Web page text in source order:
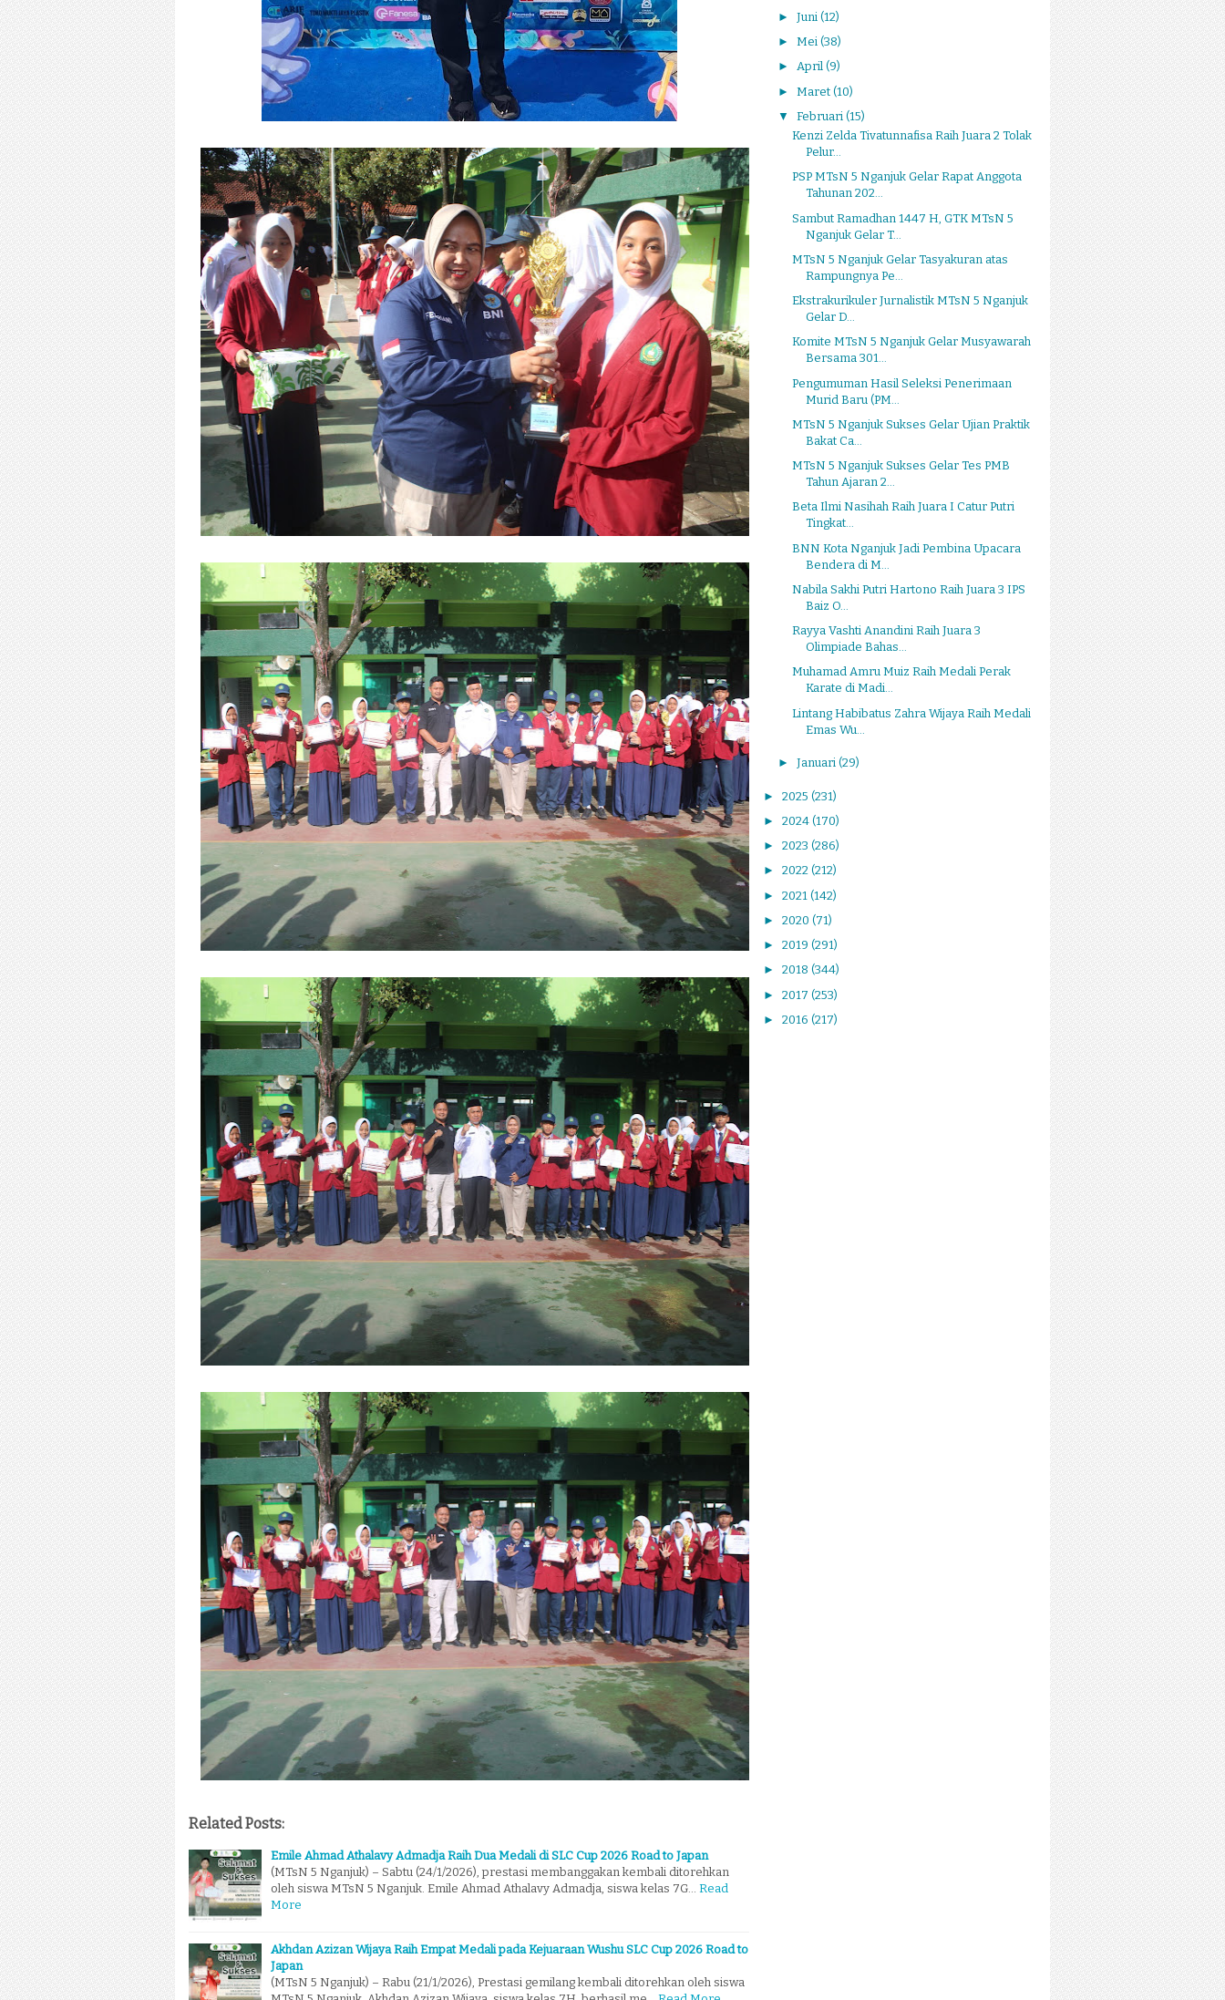
Related Posts:
Emile Ahmad Athalavy Admadja Raih Dua Medali di SLC Cup 2026 Road to Japan
(MTsN 5 Nganjuk) – Sabtu (24/1/2026), prestasi membanggakan kembali ditorehkan
oleh siswa MTsN 5 Nganjuk. Emile Ahmad Athalavy Admadja, siswa kelas 7G… Read
More
Akhdan Azizan Wijaya Raih Empat Medali pada Kejuaraan Wushu SLC Cup 2026 Road to
Japan
(MTsN 5 Nganjuk) – Rabu (21/1/2026), Prestasi gemilang kembali ditorehkan oleh siswa
► Juni (12)
► Mei (38)
► April (9)
► Maret (10)
▼ Februari (15)
Kenzi Zelda Tivatunnafisa Raih Juara 2 Tolak
Pelur...
PSP MTsN 5 Nganjuk Gelar Rapat Anggota
Tahunan 202...
Sambut Ramadhan 1447 H, GTK MTsN 5
Nganjuk Gelar T...
MTsN 5 Nganjuk Gelar Tasyakuran atas
Rampungnya Pe...
Ekstrakurikuler Jurnalistik MTsN 5 Nganjuk
Gelar D...
Komite MTsN 5 Nganjuk Gelar Musyawarah
Bersama 301...
Pengumuman Hasil Seleksi Penerimaan
Murid Baru (PM...
MTsN 5 Nganjuk Sukses Gelar Ujian Praktik
Bakat Ca...
MTsN 5 Nganjuk Sukses Gelar Tes PMB
Tahun Ajaran 2...
Beta Ilmi Nasihah Raih Juara I Catur Putri
Tingkat...
BNN Kota Nganjuk Jadi Pembina Upacara
Bendera di M...
Nabila Sakhi Putri Hartono Raih Juara 3 IPS
Baiz O...
Rayya Vashti Anandini Raih Juara 3
Olimpiade Bahas...
Muhamad Amru Muiz Raih Medali Perak
Karate di Madi...
Lintang Habibatus Zahra Wijaya Raih Medali
Emas Wu...
► Januari (29)
► 2025 (231)
► 2024 (170)
► 2023 (286)
► 2022 (212)
► 2021 (142)
► 2020 (71)
► 2019 (291)
► 2018 (344)
► 2017 (253)
► 2016 (217)